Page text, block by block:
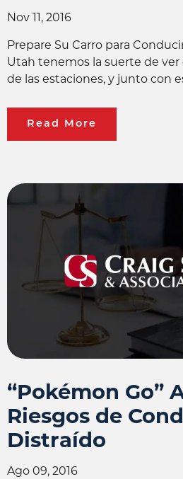
Nov 11, 2016
Prepare Su Carro para
Utah tenemos la suerte de
de las estaciones, y junto con
Read More
“Pokémon Go”
Riesgos de
Distraído
Ago 09, 2016